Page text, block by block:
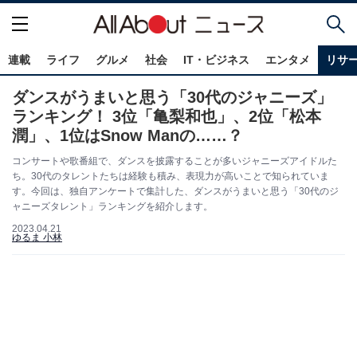
連載 ライフ グルメ 社会 IT・ビジネス エンタメ リサ
ダンスがうまいと思う「30代のジャニーズ」
ランキング！ 3位「亀梨和也」、2位「松本
潤」、1位はSnow Manの……？
コンサートや歌番組で、ダンスを披露することが多いジャニーズアイドルた
ち。30代のタレントたちは経験も積み、表現力が高いことで知られていま
す。今回は、独自アンケートで集計した、ダンスがうまいと思う「30代のジ
ャニーズタレント」ランキングを紹介します。
2023.04.21
ゆるま 小林